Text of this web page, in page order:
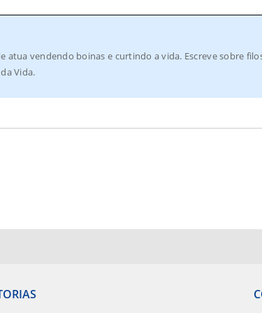
atua vendendo boinas e curtindo a vida. Escreve sobre
Vida.